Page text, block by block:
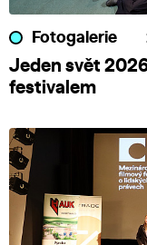
Fotogalerie
Jeden svět
festivalem